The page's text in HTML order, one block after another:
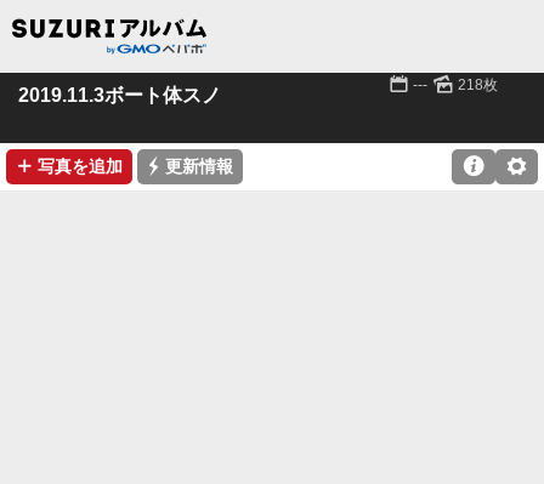
2019.11.3ボート体スノ 📅 --- 🌄 218枚
➕ 写真を追加 ⚡ 更新情報 ⚙
